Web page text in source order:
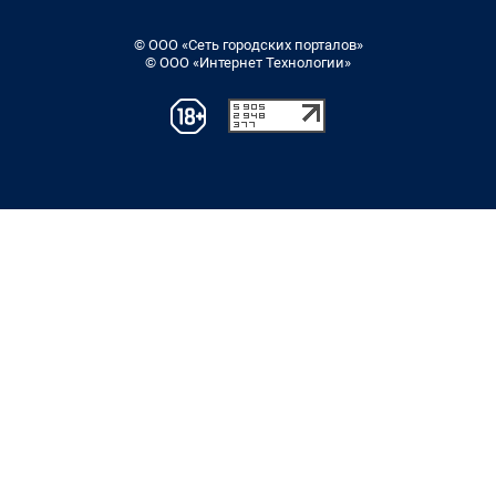
© ООО «Сеть городских порталов»
© ООО «Интернет Технологии»